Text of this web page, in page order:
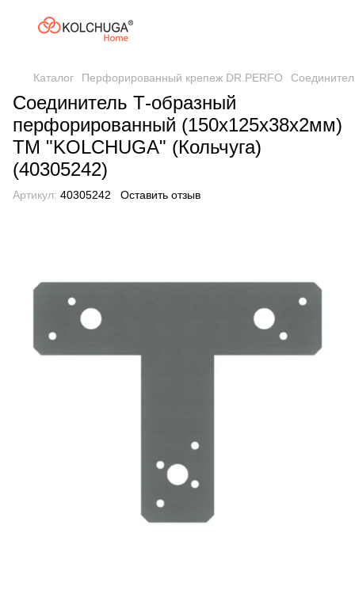
Каталог Перфорированный крепеж DR.PERFO
Соединитель Т-образный
перфорированный (150х125х38х2мм)
ТМ "KOLCHUGA" (Кольчуга)
(40305242)
Артикул: 40305242 Оставить отзыв